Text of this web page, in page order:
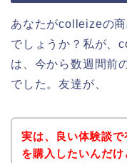
あなたがcolleizeの
でしょうか？私が、
は、今から数週間前
でした。友達が、
実は、良い体験談
を購入したいんだ